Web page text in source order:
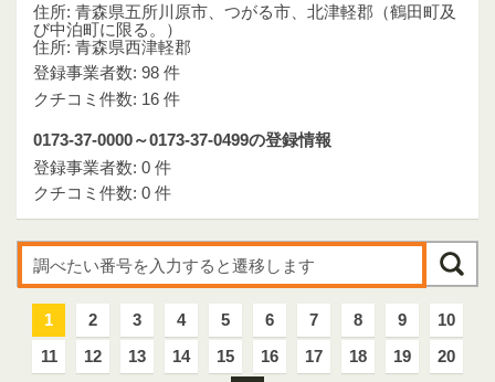
住所: 青森県五所川原市、つがる市、北津軽郡（鶴田町及
び中泊町に限る。）
住所: 青森県西津軽郡
登録事業者数: 98 件
クチコミ件数: 16 件
0173-37-0000～0173-37-0499の登録情報
登録事業者数: 0 件
クチコミ件数: 0 件
1 2 3 4 5 6 7 8 9
10
11
12 13 14 15 16 17 18 19
20